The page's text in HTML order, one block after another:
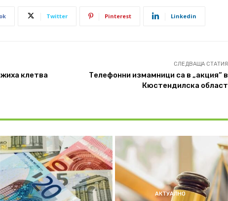
Twitter Pinterest Linkedin
клетва
СЛЕДВАЩА СТАТИЯ
Телефонни измамници са в „акция“ в
Кюстендилска област
АКТУАЛНО